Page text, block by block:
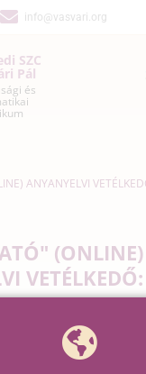
info@vasvari.org
SZC
Pál
és
ANYANYELVI
(ONLINE)